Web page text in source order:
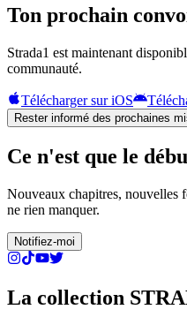
Ton prochain
Strada1 est maintenant
communauté.
Télécharger sur iOS
Rester informé des prochaines
Ce n'est que le
Nouveaux chapitres, nouvelles
ne rien manquer.
Notifiez-moi
La collection